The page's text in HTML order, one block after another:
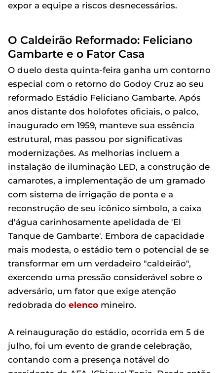
expor a equipe a riscos desnecessários.
O Caldeirão Reformado: Feliciano
Gambarte e o Fator Casa
O duelo desta quinta-feira ganha um contorno
especial com o retorno do Godoy Cruz ao seu
reformado Estádio Feliciano Gambarte. Após
anos distante dos holofotes oficiais, o palco,
inaugurado em 1959, manteve sua essência
estrutural, mas passou por significativas
modernizações. As melhorias incluem a
instalação de iluminação LED, a construção de
camarotes, a implementação de um gramado
com sistema de irrigação de ponta e a
reconstrução de seu icônico símbolo, a caixa
d'água carinhosamente apelidada de 'El
Tanque de Gambarte'. Embora de capacidade
mais modesta, o estádio tem o potencial de se
transformar em um verdadeiro "caldeirão",
exercendo uma pressão considerável sobre o
adversário, um fator que exige atenção
redobrada do elenco mineiro.
A reinauguração do estádio, ocorrida em 5 de
julho, foi um evento de grande celebração,
contando com a presença notável do